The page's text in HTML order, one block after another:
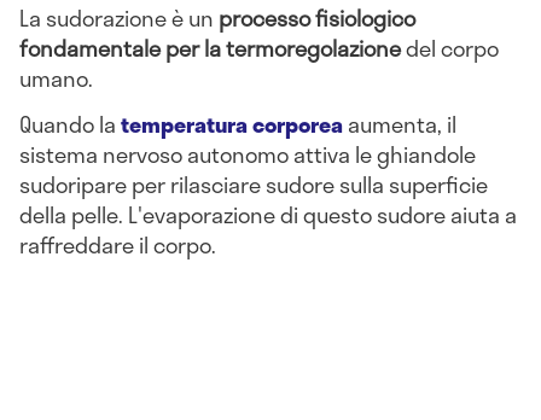
La sudorazione è un processo fisiologico
fondamentale per la termoregolazionedel corpo
umano.
Quando latemperatura corporeaaumenta, il
sistema nervoso autonomo attiva le ghiandole
sudoripare per rilasciare sudore sulla superficie
della pelle. L'evaporazione di questo sudore aiuta a
raffreddare il corpo.